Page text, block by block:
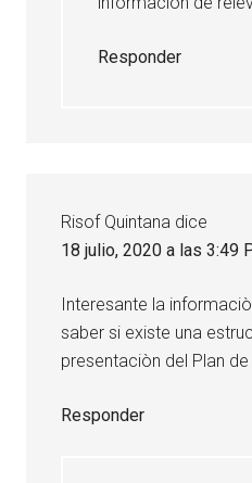
Responder
Risof Quintana dice
18 julio, 2020 a las 3:49
Interesante la
saber si existe una
presentaciòn del Plan
Responder